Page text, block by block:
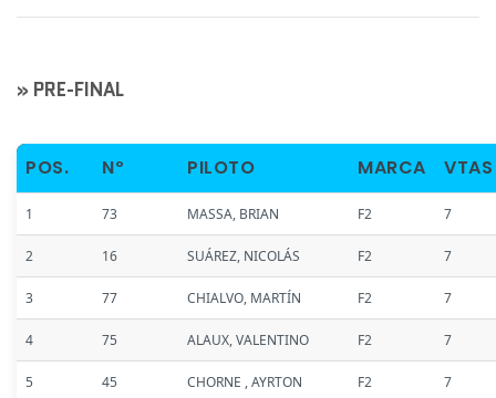
» PRE-FINAL
POS. Nº PILOTO MARCA VTAS
1 73 MASSA, BRIAN F2 7
2 16 SUÁREZ, NICOLÁS F2 7
3 77 CHIALVO, MARTÍN F2 7
4 75 ALAUX, VALENTINO F2 7
5 45 CHORNE , AYRTON F2 7